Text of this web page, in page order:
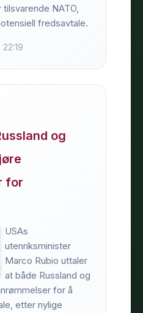
NATO,
fredsavtale.
og
for
USAs
utenriksminister
Marco Rubio uttaler
at både Russland og
for å
etter nylige